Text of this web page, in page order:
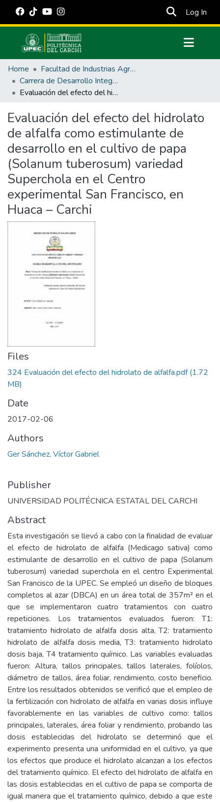
Log In
Communities & Collections
All of DSpace
Statistics
Estadísticas Externas
Manuales
Home
Facultad de Industrias Agropecuarias y Ciencias Ambientales
Carrera de Desarrollo Integral Agropecuario
Evaluación del efecto del hidrolato de alfalfa como estimulante de desarrollo en el cultivo de papa (Solanum tuberosum) variedad Superchola en el Centro experimental San Francisco, en Huaca – Carchi
Evaluación del efecto del hidrolato
de alfalfa como estimulante de
desarrollo en el cultivo de papa
(Solanum tuberosum) variedad
Superchola en el Centro
experimental San Francisco, en
Huaca – Carchi
Files
324 Evaluación del efecto del hidrolato de alfalfa.pdf(1.72
MB)
Date
2017-02-06
Authors
Ger Sánchez, Víctor Gabriel
Publisher
UNIVERSIDAD POLITÉCNICA ESTATAL DEL CARCHI
Abstract
Esta investigación se llevó a cabo con la finalidad de evaluar
el efecto de hidrolato de alfalfa (Medicago sativa) como
estimulante de desarrollo en el cultivo de papa (Solanum
tuberosum) variedad superchola en el centro Experimental
San Francisco de la UPEC. Se empleó un diseño de bloques
completos al azar (DBCA) en un área total de 357m² en el
que se implementaron cuatro tratamientos con cuatro
repeticiones. Los tratamientos evaluados fueron: T1:
tratamiento hidrolato de alfalfa dosis alta, T2: tratamiento
hidrolato de alfalfa dosis media, T3: tratamiento hidrolato
dosis baja, T4 tratamiento químico. Las variables evaluadas
fueron: Altura, tallos principales, tallos laterales, folíolos,
diámetro de tallos, área foliar, rendimiento, costo beneficio.
Entre los resultados obtenidos se verificó que el empleo de
la fertilización con hidrolato de alfalfa en varias dosis influye
favorablemente en las variables de cultivo como: tallos
principales, laterales, área foliar y rendimiento, probando las
dosis establecidas del hidrolato se determinó que el
experimento presenta una uniformidad en el cultivo, ya que
los efectos que produce el hidrolato alcanzan a los efectos
del tratamiento químico. El efecto del hidrolato de alfalfa en
las dosis establecidas en el cultivo de papa se comporta de
igual manera que el tratamiento químico, debido a que este